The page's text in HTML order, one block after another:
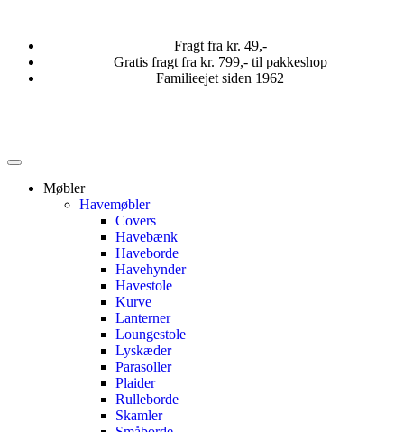
Fragt fra kr. 49,-
Gratis fragt fra kr. 799,- til pakkeshop
Familieejet siden 1962
Møbler
Havemøbler
Covers
Havebænk
Haveborde
Havehynder
Havestole
Kurve
Lanterner
Loungestole
Lyskæder
Parasoller
Plaider
Rulleborde
Skamler